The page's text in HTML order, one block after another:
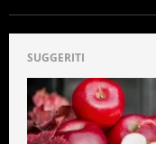
SUGGERITI